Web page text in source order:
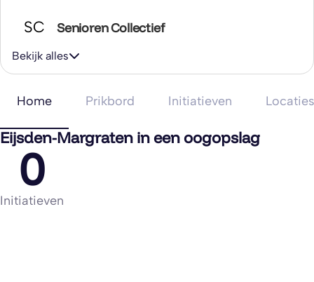
SC Senioren Collectief
Bekijk alles
Home Prikbord Initiatieven Locaties
Eijsden-Margraten in een oogopslag
0
Initiatieven